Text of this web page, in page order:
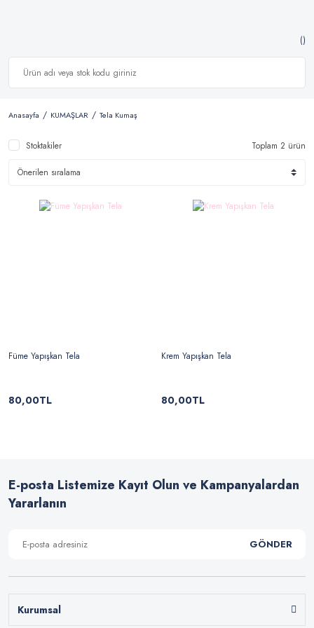
Anasayfa KUMAŞLAR Tela Kumaş
Stoktakiler Toplam 2 ürün
Füme Yapışkan Tela
80,00TL
Krem Yapışkan Tela
80,00TL
E-posta Listemize Kayıt Olun ve Kampanyalardan
Yararlanın
GÖNDER
Kurumsal